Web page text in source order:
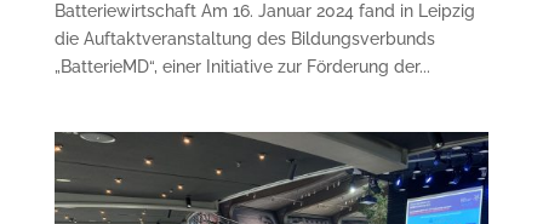
Batteriewirtschaft Am 16. Januar 2024 fand in Leipzig
die Auftaktveranstaltung des Bildungsverbunds
„BatterieMD“, einer Initiative zur Förderung der...